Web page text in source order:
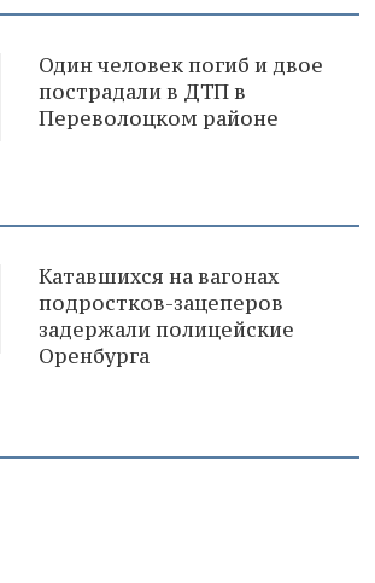
Один человек погиб и двое
пострадали в ДТП в
Переволоцком районе
Катавшихся на вагонах
подростков-зацеперов
задержали полицейские
Оренбурга